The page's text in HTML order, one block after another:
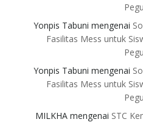
Yonpis Tabuni mengenai
Fasilitas Mess untuk
Yonpis Tabuni mengenai
Fasilitas Mess untuk
MILKHAmengenai STC